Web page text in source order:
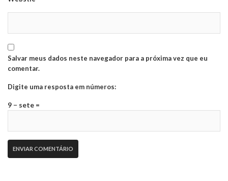
Salvar meus dados neste navegador para a próxima vez que eu
comentar.
Digite uma resposta em números:
9 − sete =